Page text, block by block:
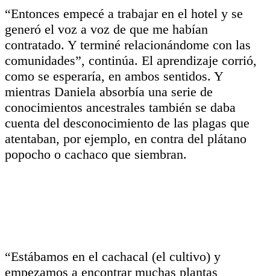
“Entonces empecé a trabajar en el hotel y se
generó el voz a voz de que me habían
contratado. Y terminé relacionándome con las
comunidades”, continúa. El aprendizaje corrió,
como se esperaría, en ambos sentidos. Y
mientras Daniela absorbía una serie de
conocimientos ancestrales también se daba
cuenta del desconocimiento de las plagas que
atentaban, por ejemplo, en contra del plátano
popocho o cachaco que siembran.
“Estábamos en el cachacal (el cultivo) y
empezamos a encontrar muchas plantas